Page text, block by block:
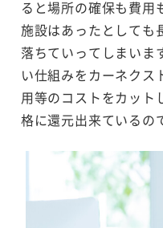
ると場所の確保も費用
施設はあったとしても
落ちていってしまいま
い仕組みをカーネクス
用等のコストをカット
格に還元出来ているの